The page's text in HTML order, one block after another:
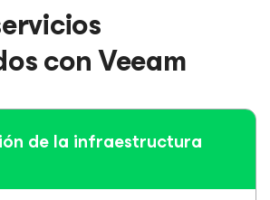
con Veeam
de la infraestructura